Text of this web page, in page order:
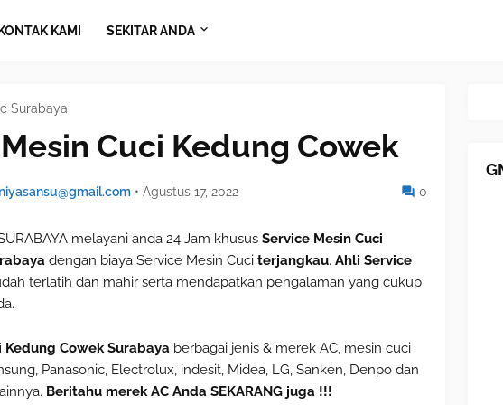
KAMI SEKITAR ANDA
Surabaya
Cuci Kedung Cowek
• Agustus 17, 2022 0
melayani anda 24 Jam khusus Service Mesin Cuci
dengan biaya Service Mesin Cuci terjangkau. Ahli Service
terlatih dan mahir serta mendapatkan pengalaman yang cukup
Kedung Cowek Surabaya berbagai jenis & merek AC, mesin cuci
Panasonic, Electrolux, indesit, Midea, LG, Sanken, Denpo dan
Beritahu merek AC Anda SEKARANG juga !!!